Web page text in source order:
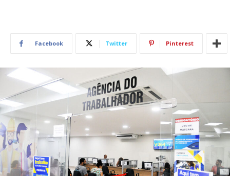
Facebook Twitter Pinterest